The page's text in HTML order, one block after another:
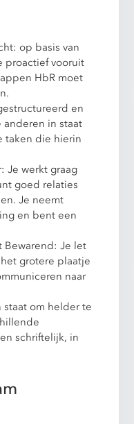
op basis van
proactief vooruit
HbR moet
en
anderen in staat
taken die hierin
Je werkt graag
goed relaties
Je neemt
en bent een
Bewarend: Je let
grotere plaatje
naar
om helder te
schriftelijk, in